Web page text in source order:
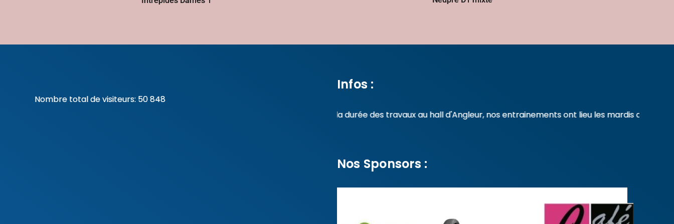
Nombre total de visiteurs: 50 848
Infos :
Pendant la durée des travaux au hall d'Angleur, nos entrainements ont lieu les mardis de 14h00 à
Nos Sponsors :